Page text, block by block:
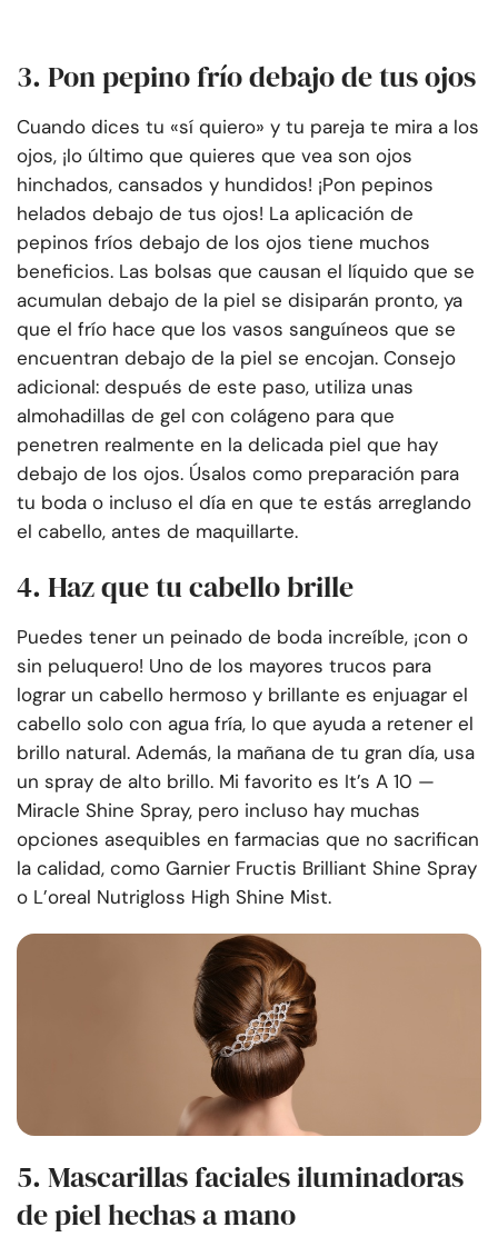
3. Pon pepino frío debajo de tus ojos
Cuando dices tu «sí quiero» y tu pareja te mira a los
ojos, ¡lo último que quieres que vea son ojos
hinchados, cansados y hundidos! ¡Pon pepinos
helados debajo de tus ojos! La aplicación de
pepinos fríos debajo de los ojos tiene muchos
beneficios. Las bolsas que causan el líquido que se
acumulan debajo de la piel se disiparán pronto, ya
que el frío hace que los vasos sanguíneos que se
encuentran debajo de la piel se encojan. Consejo
adicional: después de este paso, utiliza unas
almohadillas de gel con colágeno para que
penetren realmente en la delicada piel que hay
debajo de los ojos. Úsalos como preparación para
tu boda o incluso el día en que te estás arreglando
el cabello, antes de maquillarte.
4. Haz que tu cabello brille
Puedes tener un peinado de boda increíble, ¡con o
sin peluquero! Uno de los mayores trucos para
lograr un cabello hermoso y brillante es enjuagar el
cabello solo con agua fría, lo que ayuda a retener el
brillo natural. Además, la mañana de tu gran día, usa
un spray de alto brillo. Mi favorito es It’s A 10 —
Miracle Shine Spray, pero incluso hay muchas
opciones asequibles en farmacias que no sacrifican
la calidad, como Garnier Fructis Brilliant Shine Spray
o L’oreal Nutrigloss High Shine Mist.
5. Mascarillas faciales iluminadoras
de piel hechas a mano